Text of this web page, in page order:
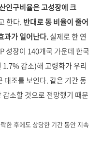
인구비율은 고성장에 크
한다. 반대로 동 비율이 줄어
과가 일어난다.실제로 한 연
성장이 140개국 가운데 한국
감소)해 고령화가 우리
대조를 보인다. 같은 기간 동
소할 것으로 전망했기 때문
한 후에도 상당한 기간 동안 지속